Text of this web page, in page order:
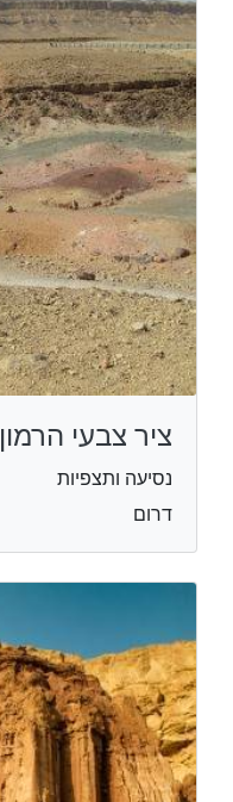
ציר צבעי הרמון
נסיעה ותצפיות
דרום